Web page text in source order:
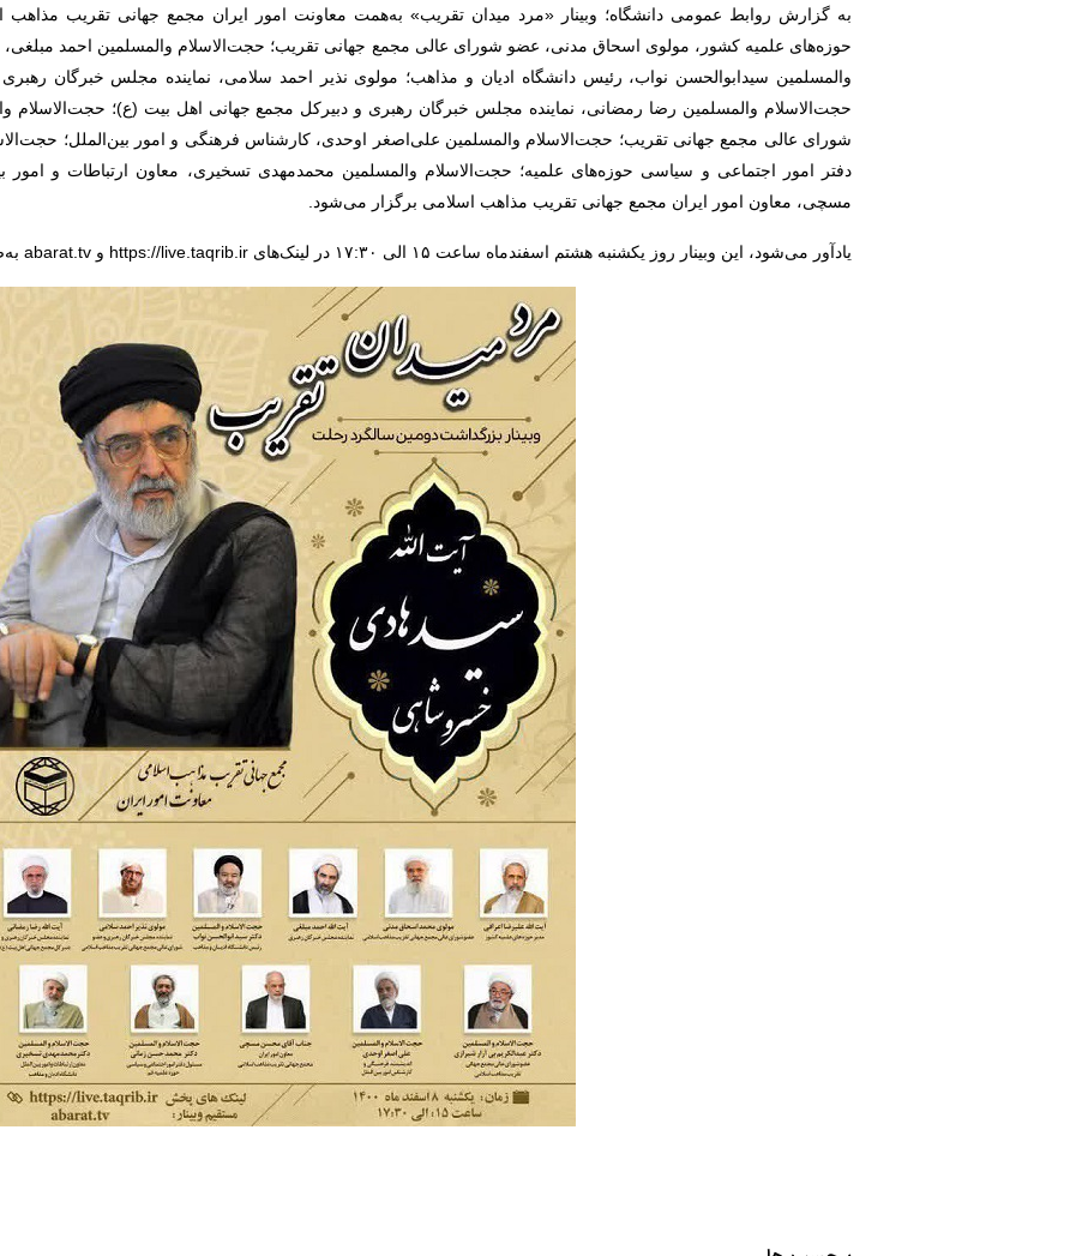
به گزارش روابط عمومی دانشگاه؛ وبینار «مرد میدان تقریب» به‌همت معاونت امور ایران مجمع جهانی تقریب مذاهب
حوزه‌های علمیه کشور، مولوی اسحاق مدنی، عضو شورای عالی مجمع جهانی تقریب؛ حجت‌الاسلام والمسلمین احمد مبلغی،
والمسلمین سیدابوالحسن نواب، رئیس دانشگاه ادیان و مذاهب؛ مولوی نذیر احمد سلامی، نماینده مجلس خبرگان
حجت‌الاسلام والمسلمین رضا رمضانی، نماینده مجلس خبرگان رهبری و دبیرکل مجمع جهانی اهل بیت (ع)؛ حجت‌الاسلام
شورای عالی مجمع جهانی تقریب؛ حجت‌الاسلام والمسلمین علی‌اصغر اوحدی، کارشناس فرهنگی و امور بین‌الملل؛
دفتر امور اجتماعی و سیاسی حوزه‌های علمیه؛ حجت‌الاسلام والمسلمین محمدمهدی تسخیری، معاون ارتباطات و امور
مسچی، معاون امور ایران مجمع جهانی تقریب مذاهب اسلامی برگزار می‌شود.
یادآور می‌شود، این وبینار روز یکشنبه هشتم اسفندماه ساعت ۱۵ الی ۱۷:۳۰ در لینک‌های https://live.taqrib.ir و abarat.tv به‌صورت مستقیم پخش می‌شود.